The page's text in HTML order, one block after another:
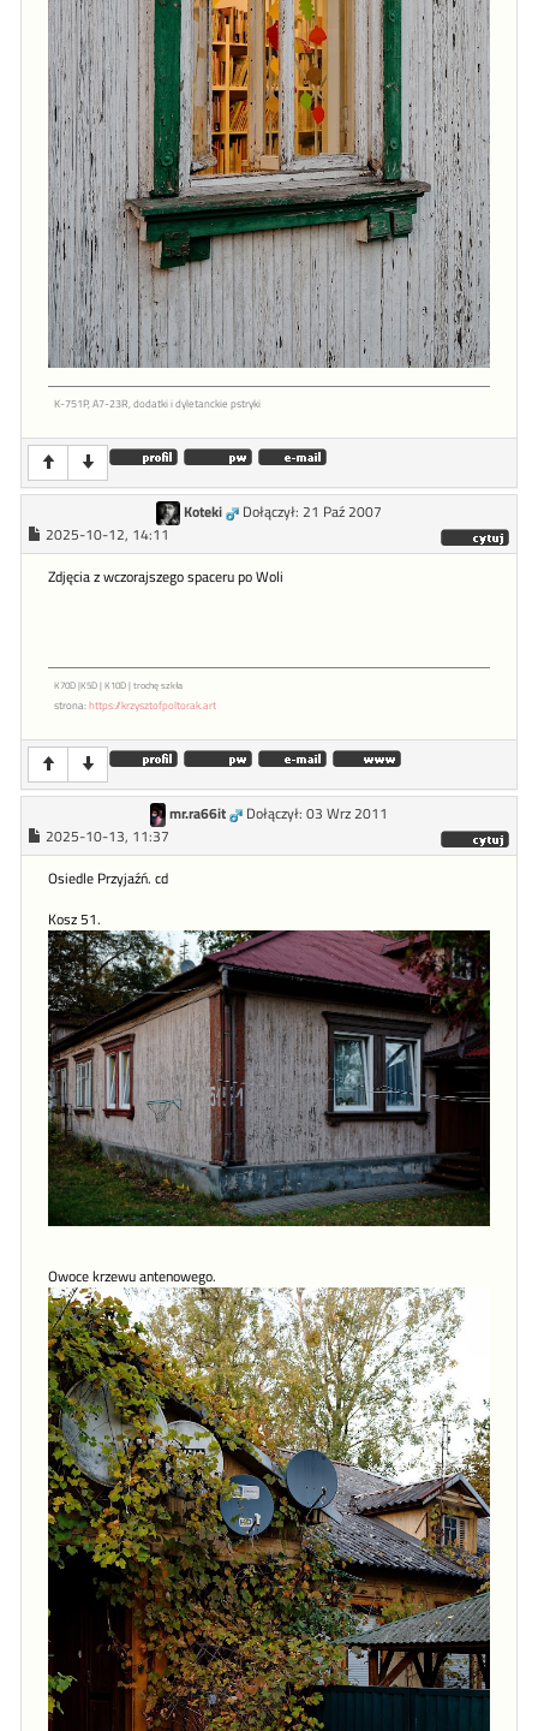
K-751P, A7-23R, dodatki i dyletanckie pstryki
Koteki
Dołączył: 21 Paź 2007
2025-10-12, 14:11
Zdjęcia z wczorajszego spaceru po Woli
K70D |K5D | K10D | trochę szkła
strona:https://krzysztofpoltorak.art
mr.ra66it
Dołączył: 03 Wrz 2011
2025-10-13, 11:37
Osiedle Przyjaźń. cd
Kosz 51.
Owoce krzewu antenowego.